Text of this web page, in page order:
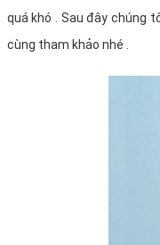
quá khó . Sau đây chúng
cùng tham khảo nhé .